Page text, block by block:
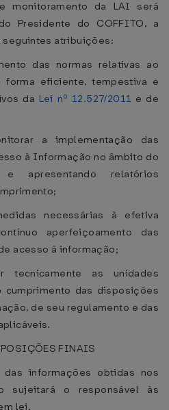
monitoramento da LAI será
Presidente do COFFITO, a
seguintes atribuições:
das normas relativas ao
forma eficiente, tempestiva e
da Lei nº 12.527/2011 e de
a implementação das
à Informação no âmbito do
e apresentando relatórios
necessárias à efetiva
aperfeiçoamento das
acesso à informação;
as unidades
cumprimento das disposições
de seu regulamento e das
FINAIS
informações obtidas nos
sujeitará o responsável às
lei.